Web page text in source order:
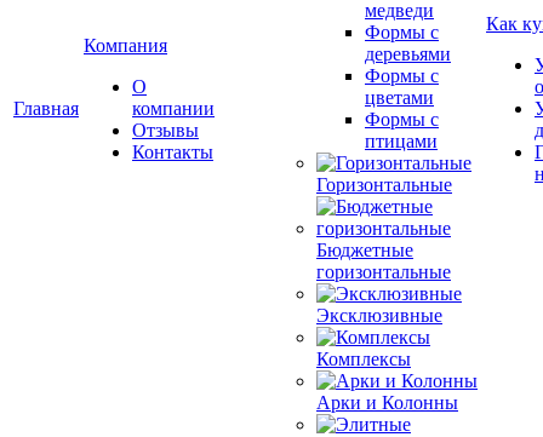
Главная
Компания
О
компании
Отзывы
Контакты
медведи
Формы с
деревьями
Формы с
цветами
Формы с
птицами
Горизонтальные
Бюджетные
горизонтальные
Эксклюзивные
Комплексы
Арки и Колонны
Как